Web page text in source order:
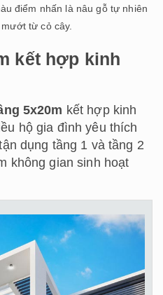
điểm nhấn là nâu gỗ tự nhiên
từ cỏ cây.
kết hợp kinh
5x20m kết hợp kinh
hộ gia đình yêu thích
dụng tầng 1 và tầng 2
không gian sinh hoạt